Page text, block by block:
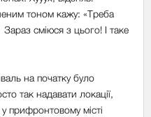
тоном кажу: «Треба
сміюся з цього! І таке
на початку було
так надавати локації,
прифронтовому місті